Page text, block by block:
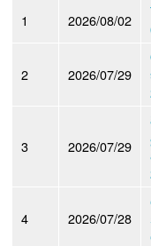
1 2026/08/02
2 2026/07/29
3 2026/07/29
4 2026/07/28